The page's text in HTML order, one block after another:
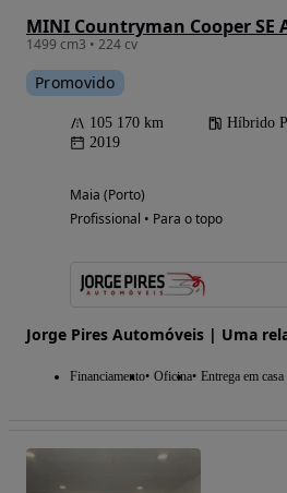
MINI Countryman Cooper SE
1499 cm3 • 224 cv
Promovido
105 170 km Híbrido
2019
Maia (Porto)
Profissional • Para o topo
Jorge Pires Automóveis | Uma
Financiamento Oficina Entrega em casa